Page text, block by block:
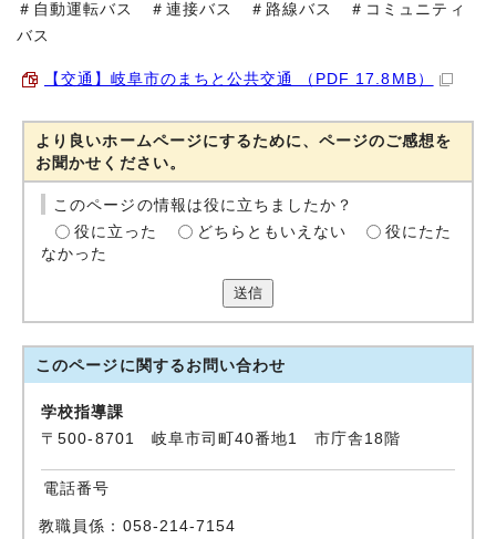
＃自動運転バス ＃連接バス ＃路線バス ＃コミュニティ
バス
【交通】岐阜市のまちと公共交通 （PDF 17.8MB）
より良いホームページにするために、ページのご感想を
お聞かせください。
このページの情報は役に立ちましたか？
役に立った
どちらともいえない
役にたた
なかった
送信
このページに関する お問い合わせ
学校指導課
〒500-8701 岐阜市司町40番地1 市庁舎18階
電話番号
教職員係：058-214-7154